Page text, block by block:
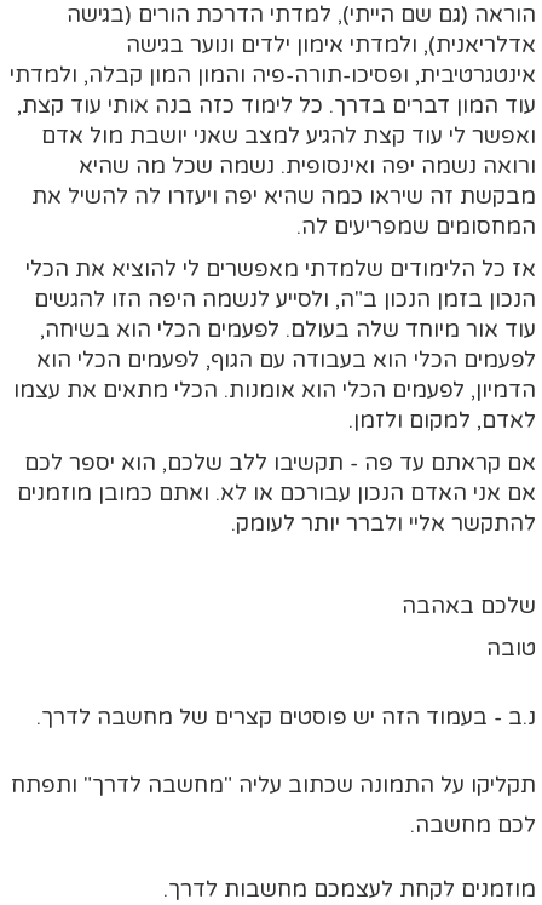
הוראה (גם שם הייתי), למדתי הדרכת הורים (בגישה
אדלריאנית), ולמדתי אימון ילדים ונוער בגישה
אינטגרטיבית, ופסיכו-תורה-פיה והמון המון קבלה, ולמדתי
עוד המון דברים בדרך. כל לימוד כזה בנה אותי עוד קצת,
ואפשר לי עוד קצת להגיע למצב שאני יושבת מול אדם
ורואה נשמה יפה ואינסופית. נשמה שכל מה שהיא
מבקשת זה שיראו כמה שהיא יפה ויעזרו לה להשיל את
המחסומים שמפריעים לה.
אז כל הלימודים שלמדתי מאפשרים לי להוציא את הכלי
הנכון בזמן הנכון ב"ה, ולסייע לנשמה היפה הזו להגשים
עוד אור מיוחד שלה בעולם. לפעמים הכלי הוא בשיחה,
לפעמים הכלי הוא בעבודה עם הגוף, לפעמים הכלי הוא
הדמיון, לפעמים הכלי הוא אומנות. הכלי מתאים את עצמו
לאדם, למקום ולזמן.
אם קראתם עד פה - תקשיבו ללב שלכם, הוא יספר לכם
אם אני האדם הנכון עבורכם או לא. ואתם כמובן מוזמנים
להתקשר אליי ולברר יותר לעומק.
שלכם באהבה
טובה
נ.ב - בעמוד הזה יש פוסטים קצרים של מחשבה לדרך.
תקליקו על התמונה שכתוב עליה "מחשבה לדרך" ותפתח
לכם מחשבה.
מוזמנים לקחת לעצמכם מחשבות לדרך.